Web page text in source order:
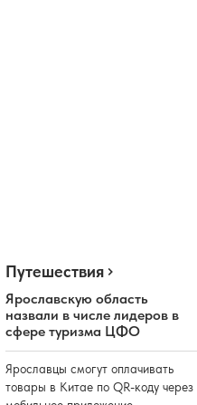
Путешествия
Ярославскую область
назвали в числе лидеров в
сфере туризма ЦФО
Ярославцы смогут оплачивать
товары в Китае по QR-коду через